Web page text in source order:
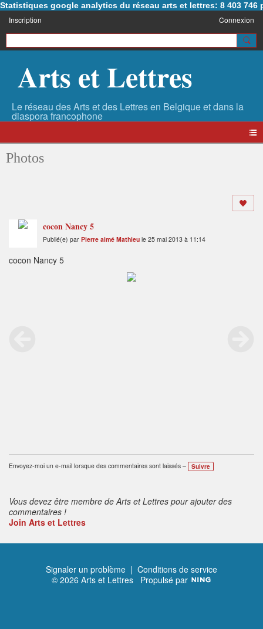
Statistiques google analytics du réseau arts et lettres: 8 403 746
Inscription Connexion
Arts et Lettres
Photos
cocon Nancy 5
Publié(e) par Pierre aimé Mathieu le 25 mai 2013 à 11:14
cocon Nancy 5
Envoyez-moi un e-mail lorsque des commentaires sont laissés – Suivre
Vous devez être membre de Arts et Lettres pour ajouter des
commentaires !
Join Arts et Lettres
Signaler un problème | Conditions de service
© 2026 Arts et Lettres Propulsé par